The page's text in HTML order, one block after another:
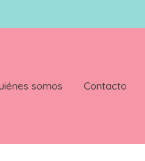
somos Contacto